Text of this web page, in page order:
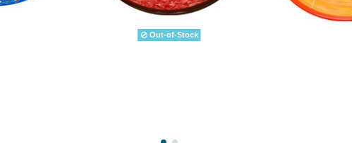
Out-of-Stock